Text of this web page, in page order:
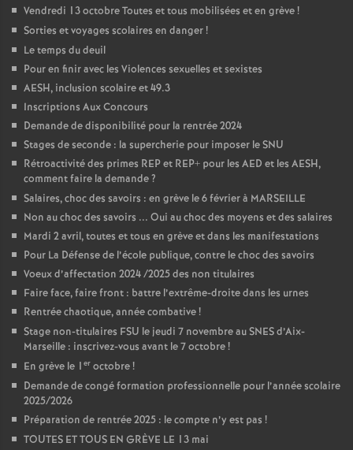
Vendredi 13 octobre Toutes et tous mobilisées et en grève!
Sorties et voyages scolaires en danger!
Le temps du deuil
Pour en finir avec les Violences sexuelles et sexistes
AESH, inclusion scolaire et 49.3
Inscriptions Aux Concours
Demande de disponibilité pour la rentrée 2024
Stages de seconde : la supercherie pour imposer le SNU
Rétroactivité des primes REP et REP+ pour les AED et les AESH,
comment faire la demande?
Salaires, choc des savoirs : en grève le 6 février à MARSEILLE
Non au choc des savoirs ... Oui au choc des moyens et des salaires
Mardi 2 avril, toutes et tous en grève et dans les manifestations
Pour La Défense de l’école publique, contre le choc des savoirs
Voeux d’affectation 2024 /2025 des non titulaires
Faire face, faire front : battre l’extrême-droite dans les urnes
Rentrée chaotique, année combative!
Stage non-titulaires FSU le jeudi 7 novembre au SNES d’Aix-
Marseille : inscrivez-vous avant le 7 octobre!
En grève le 1 er octobre!
Demande de congé formation professionnelle pour l’année scolaire
2025/2026
Préparation de rentrée 2025 : le compte n’y est pas !
TOUTES ET TOUS EN GRÈVE LE 13 mai